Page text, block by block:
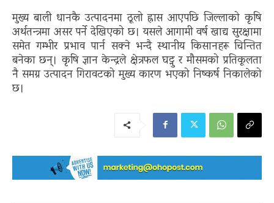
मुख्य बाली धानकै उत्पादनमा ठूलो ह्रास आएपछि जिल्लाको कृषि
अर्थतन्त्रमा असर पर्ने देखिएको छ। यसले आगामी वर्ष खाद्य सुरक्षामा
समेत गम्भीर प्रभाव पार्न सक्ने भन्दै स्थानीय किसानहरू चिन्तित
बनेका छन्। कृषि ज्ञान केन्द्रले क्षेत्रफल घट्नु र मौसमको प्रतिकूलता
नै समग्र उत्पादन गिरावटको मुख्य कारण भएको निष्कर्ष निकालेको
छ।